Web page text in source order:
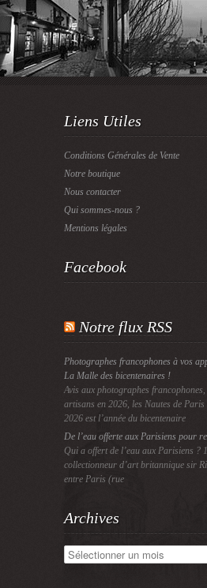
Liens Utiles
Conditions Générales de Vente
Notre boutique
Nous contacter
Qui sommes-nous ?
Mentions légales
Facebook
Notre flux RSS
Photographes francophones à vos
La Malle des bicentenaires !
Avis aux photographes
artisans en 2026, les Nautes de
2026 est l’année du bicentenaire
De l’eau offerte aux Parisiens pour
Qui a offert de l’eau aux Parisiens ?
collectionneur d’art britannique sir
entre Paris (rue
Archives
Archives